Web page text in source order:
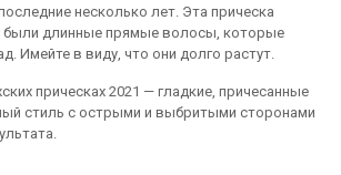
несколько лет. Эта прическа
были длинные прямые волосы, которые
Имейте в виду, что они долго растут.
прическах 2021 — гладкие, причесанные
стиль с острыми и выбритыми сторонами